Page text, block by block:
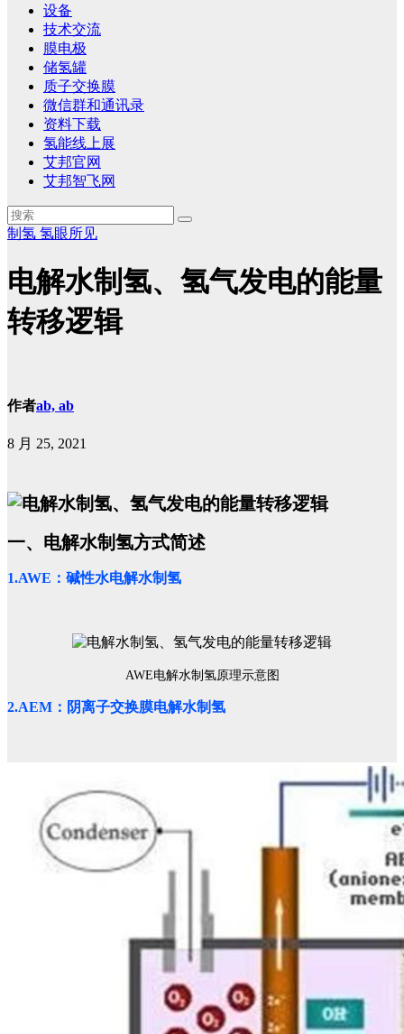
设备
技术交流
膜电极
储氢罐
质子交换膜
微信群和通讯录
资料下载
氢能线上展
艾邦官网
艾邦智飞网
制氢 氢眼所见
电解水制氢、氢气发电的能量
转移逻辑
作者ab, ab
8 月 25, 2021
一、电解水制氢方式简述
1.AWE：碱性水电解水制氢
AWE电解水制氢原理示意图
2.AEM：阴离子交换膜电解水制氢